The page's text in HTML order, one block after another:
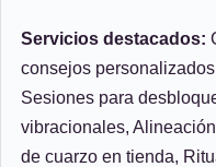
Servicios destacados:
consejos
Sesiones para
vibracionales,
de cuarzo en tienda,